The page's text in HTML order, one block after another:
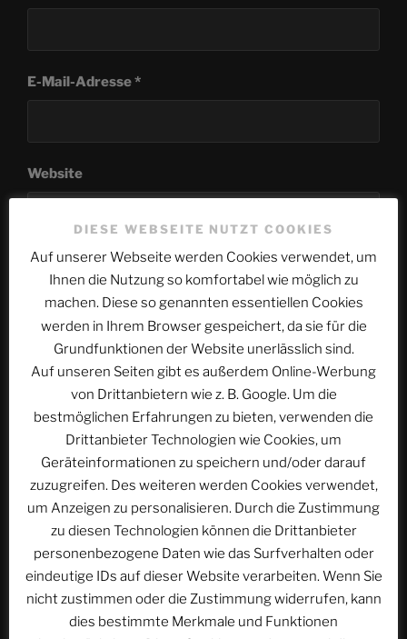
E-Mail-Adresse*
Website
Name, E-Mail-Adresse und Website in diesem
Browser für meinen nächsten Kommentar speichern.
Beitragsnavigation
Vorheriger
Beitrag
ZURÜCK
ACSOLAR #269: Aus den FFD-Logbüchern, Teil
15 | Instruktor – Damit dann Tauchlehrer
Nächster
Beitrag
WEITER
ACSOLAR #271: Steigenberger Golf Resort El Gouna
DIESE WEBSEITE NUTZT COOKIES
Auf unserer Webseite werden Cookies verwendet, um
Ihnen die Nutzung so komfortabel wie möglich zu
machen. Diese so genannten essentiellen Cookies
werden in Ihrem Browser gespeichert, da sie für die
Grundfunktionen der Website unerlässlich sind.
Auf unseren Seiten gibt es außerdem Online-Werbung
von Drittanbietern wie z. B. Google. Um die
bestmöglichen Erfahrungen zu bieten, verwenden die
Drittanbieter Technologien wie Cookies, um
Geräteinformationen zu speichern und/oder darauf
zuzugreifen. Des weiteren werden Cookies verwendet,
um Anzeigen zu personalisieren. Durch die Zustimmung
zu diesen Technologien können die Drittanbieter
personenbezogene Daten wie das Surfverhalten oder
eindeutige IDs auf dieser Website verarbeiten. Wenn Sie
nicht zustimmen oder die Zustimmung widerrufen, kann
dies bestimmte Merkmale und Funktionen